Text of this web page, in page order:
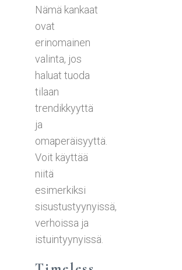
Nämä kankaat
ovat
erinomainen
valinta, jos
haluat tuoda
tilaan
trendikkyyttä
ja
omaperäisyyttä.
Voit käyttää
niitä
esimerkiksi
sisustustyynyissä,
verhoissa ja
istuintyynyissä.